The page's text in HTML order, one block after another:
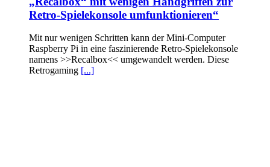
Retro-Spielekonsole umfunktionieren“
Mit nur wenigen Schritten kann der Mini-Computer
Raspberry Pi in eine faszinierende Retro-Spielekonsole
namens >>Recalbox<< umgewandelt werden. Diese
Retrogaming [...]